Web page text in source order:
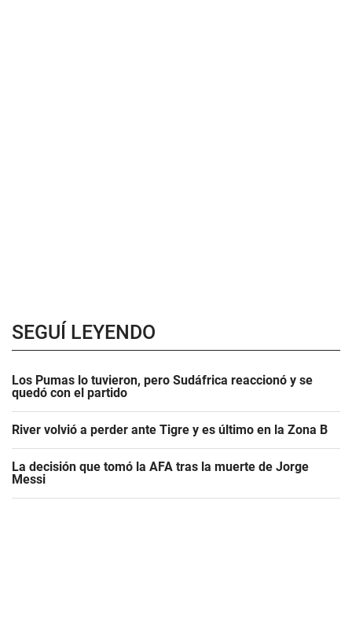
SEGUÍ LEYENDO
Los Pumas lo tuvieron, pero Sudáfrica reaccionó y se
quedó con el partido
River volvió a perder ante Tigre y es último en la Zona B
La decisión que tomó la AFA tras la muerte de Jorge
Messi